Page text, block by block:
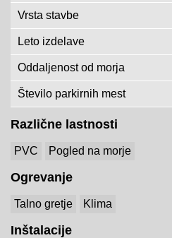
Vrsta stavbe
Leto izdelave
Oddaljenost od morja
Število parkirnih mest
Različne lastnosti
PVC Pogled na morje
Ogrevanje
Talno gretje Klima
Inštalacije